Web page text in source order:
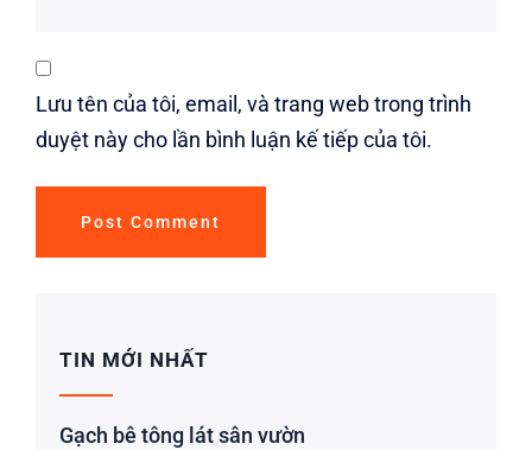
Lưu tên của tôi, email, và trang web trong trình
duyệt này cho lần bình luận kế tiếp của tôi.
TIN MỚI NHẤT
Gạch bê tông lát sân vườn